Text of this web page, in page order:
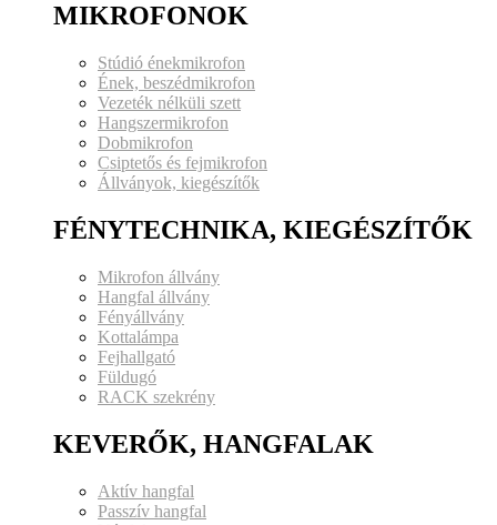
MIKROFONOK
Stúdió énekmikrofon
Ének, beszédmikrofon
Vezeték nélküli szett
Hangszermikrofon
Dobmikrofon
Csiptetős és fejmikrofon
Állványok, kiegészítők
FÉNYTECHNIKA, KIEGÉSZÍTŐK
Mikrofon állvány
Hangfal állvány
Fényállvány
Kottalámpa
Fejhallgató
Füldugó
RACK szekrény
KEVERŐK, HANGFALAK
Aktív hangfal
Passzív hangfal